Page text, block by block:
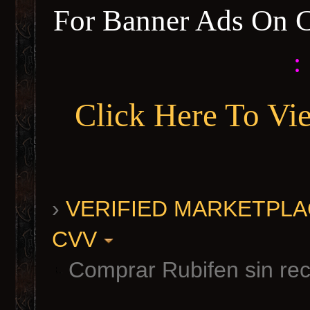
For Banner Ads On
:
Click Here To
› VERIFIED
CVV
Comprar Rubifen sin